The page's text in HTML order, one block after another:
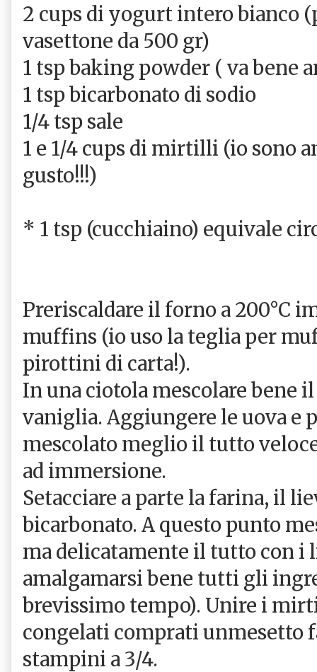
2 cups di yogurt intero bianco
vasettone da 500 gr)
1 tsp baking powder ( va bene
1 tsp bicarbonato di sodio
1/4 tsp sale
1 e 1/4 cups di mirtilli (io sono
gusto!!!)
* 1 tsp (cucchiaino) equivale
Preriscaldare il forno a 200°C
muffins (io uso la teglia per
pirottini di carta!).
In una ciotola mescolare bene
vaniglia. Aggiungere le uova e
mescolato meglio il tutto
ad immersione.
Setacciare a parte la farina, il
bicarbonato. A questo punto
ma delicatamente il tutto con i
amalgamarsi bene tutti gli
brevissimo tempo). Unire i
congelati comprati unmesetto
stampini a 3/4.